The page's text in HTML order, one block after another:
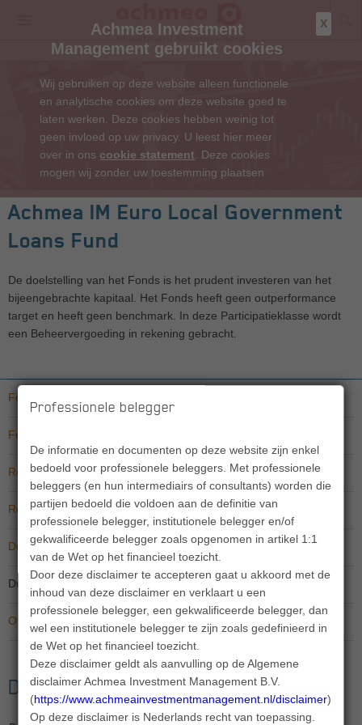
Achmea Investment
Management gebruikt cookies
Wij gebruiken op deze website alleen functionele
en analytische cookies om deze website goed te
laten werken. Deze cookies hebben weinig tot
geen invloed op uw privacy. U leest hier meer
over in ons cookie statement . Deze cookies
mogen wij zonder uw toestemming plaatsen
X
Professionele belegger
De informatie en documenten op deze website zijn enkel
bedoeld voor professionele beleggers. Met professionele
beleggers (en hun intermediairs of consultants) worden die
partijen bedoeld die voldoen aan de definitie van
professionele belegger, institutionele belegger en/of
gekwalificeerde belegger zoals opgenomen in artikel 1:1
van de Wet op het financieel toezicht.
Door deze disclaimer te accepteren gaat u akkoord met de
inhoud van deze disclaimer en verklaart u een
professionele belegger, een gekwalificeerde belegger, dan
wel een institutionele belegger te zijn zoals gedefinieerd in
de Wet op het financieel toezicht.
Deze disclaimer geldt als aanvulling op de Algemene
disclaimer Achmea Investment Management B.V.
(https://www.achmeainvestmentmanagement.nl/disclaimer).
Op deze disclaimer is Nederlands recht van toepassing.
Achmea IM Euro Local Government
Loans Fund
De doelstelling van het Fonds is het prudent investeren van het
bijeengebrachte kapitaal. Het Fonds heeft geen outperformance
target en heeft geen benchmark. In deze Participatieklasse wordt
een Beheervergoeding in rekening gebracht.
Fondsfeiten share class I
Fondsfeiten share class Z
Rendement share class I
Rendement share class Z
Duurzaamheidsinformatie share class I
Duurzaamheidsinformatie share class Z
Overige informatie
Duurzaamheidsinformatie